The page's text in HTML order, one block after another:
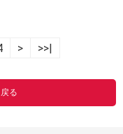
> >>|
る